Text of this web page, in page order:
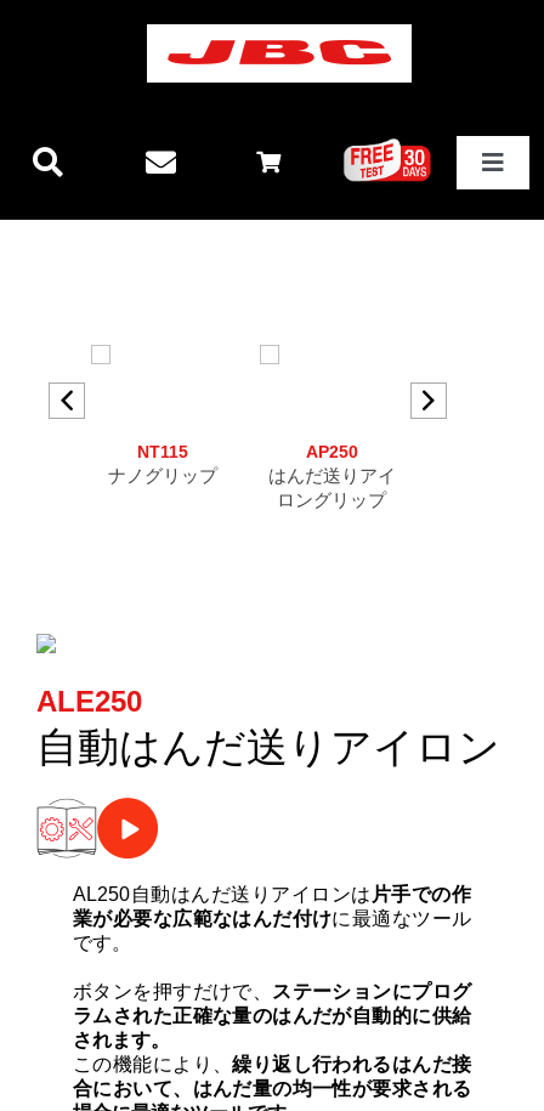
Toggle
JBCテクノロジー
ステーション
その他製品
サポート
検索
NT115
ナノグリップ
AP250
はんだ送りアイ
ロングリップ
ALE250
自動はんだ送りアイロン
AL250自動はんだ送りアイロンは 片手での作
業が必要な広範なはんだ付けに最適なツール
です。
ボタンを押すだけで、
ステーションにプログ
ラムされた正確な量のはんだが自動的に供給
されます。
この機能により、繰り返し行われるはんだ接
合において、はんだ量の均一性が要求される